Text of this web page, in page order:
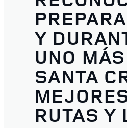
Y
UNO
SANTA
RUTAS Y